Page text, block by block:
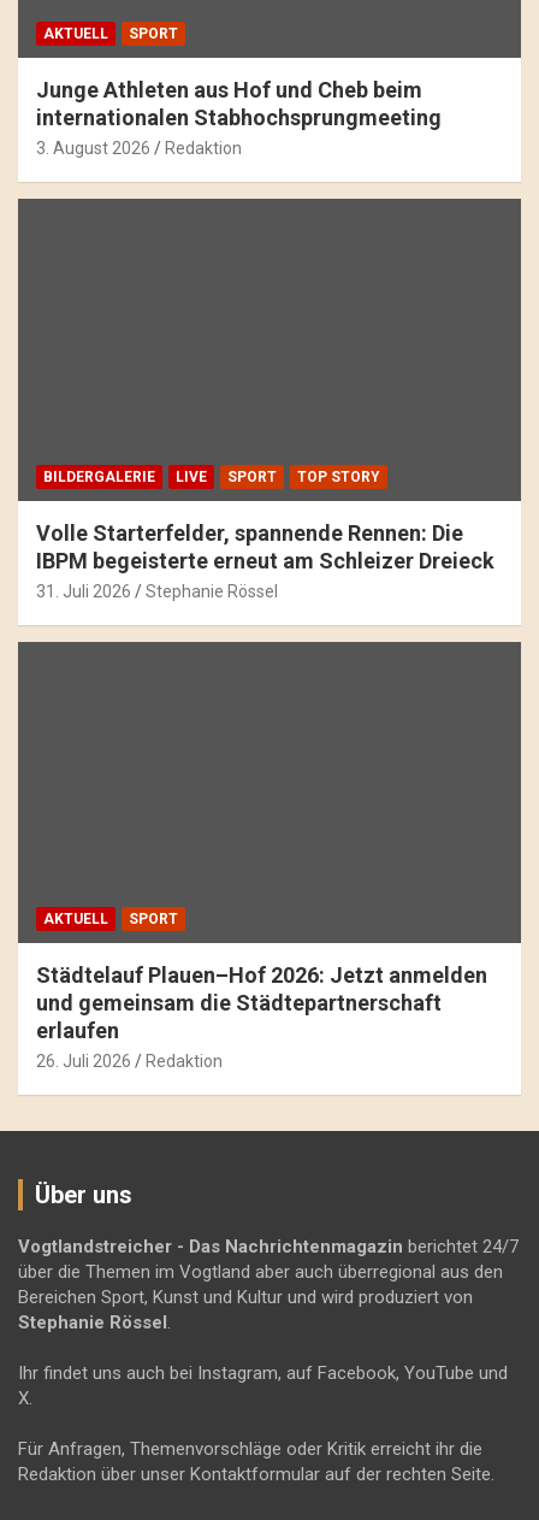
AKTUELL SPORT
Junge Athleten aus Hof und Cheb beim
internationalen Stabhochsprungmeeting
3. August 2026 Redaktion
BILDERGALERIE LIVE SPORT TOP STORY
Volle Starterfelder, spannende Rennen: Die
IBPM begeisterte erneut am Schleizer Dreieck
31. Juli 2026 Stephanie Rössel
AKTUELL SPORT
Städtelauf Plauen–Hof 2026: Jetzt anmelden
und gemeinsam die Städtepartnerschaft
erlaufen
26. Juli 2026 Redaktion
Über uns
Vogtlandstreicher - Das Nachrichtenmagazin berichtet 24/7
über die Themen im Vogtland aber auch überregional aus den
Bereichen Sport, Kunst und Kultur und wird produziert von
Stephanie Rössel .
Ihr findet uns auch bei Instagram, auf Facebook, YouTube und
X.
Für Anfragen, Themenvorschläge oder Kritik erreicht ihr die
Redaktion über unser Kontaktformular auf der rechten Seite.